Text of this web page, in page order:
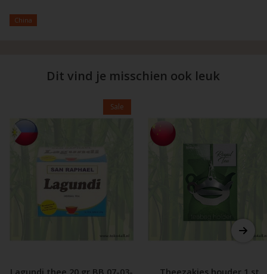
China
Dit vind je misschien ook leuk
Sale